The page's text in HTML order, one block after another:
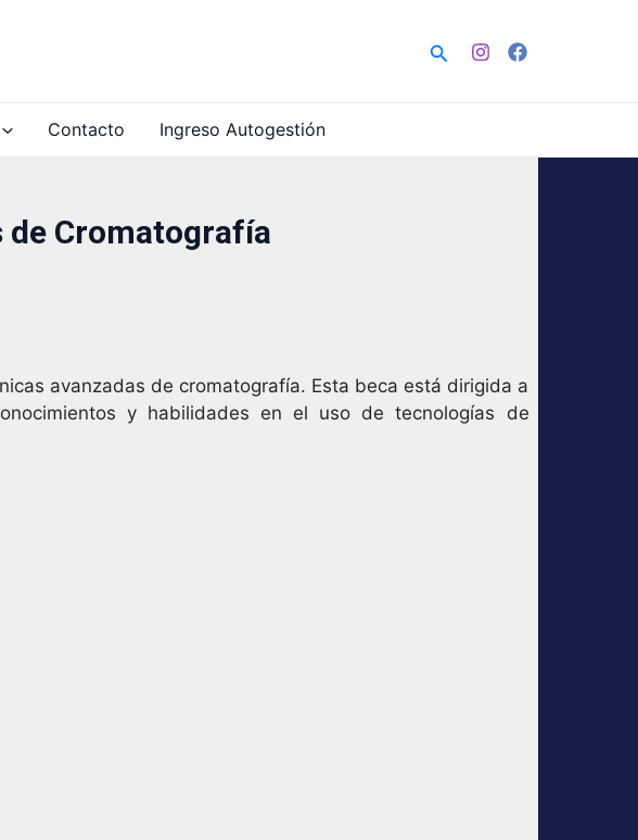
Buscar
Contacto Ingreso Autogestión
de Cromatografía
avanzadas de cromatografía. Esta beca está dirigida a
y habilidades en el uso de tecnologías de